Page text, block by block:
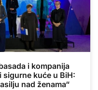
i kompanija
kuće u BiH:
nad ženama“